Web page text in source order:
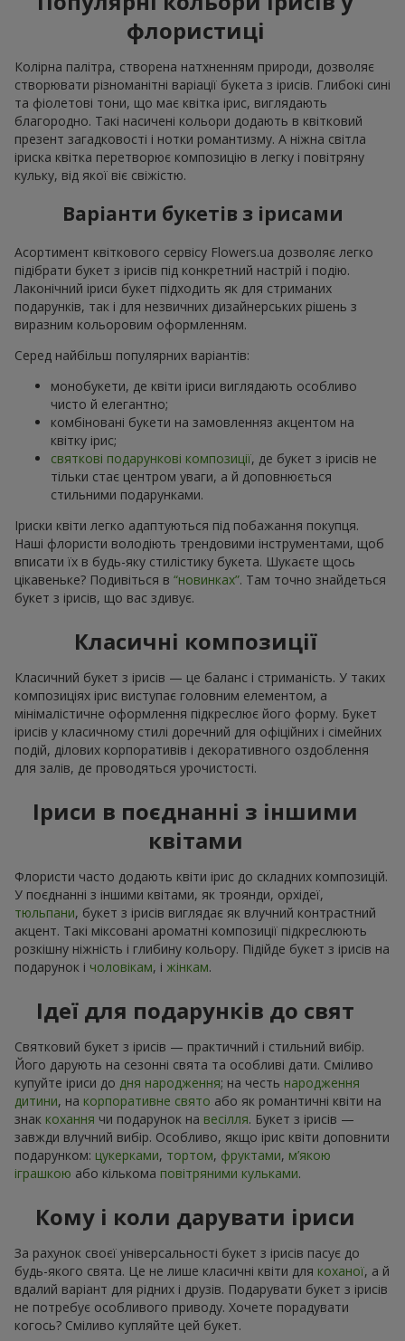
флористиці
Колірна палітра, створена натхненням природи, дозволяє
створювати різноманітні варіації букета з ірисів. Глибокі сині
та фіолетові тони, що має квітка ірис, виглядають
благородно. Такі насичені кольори додають в квітковий
презент загадковості і нотки романтизму. А ніжна світла
іриска квітка перетворює композицію в легку і повітряну
кульку, від якої віє свіжістю.
Варіанти букетів з ірисами
Асортимент квіткового сервісу Flowers.ua дозволяє легко
підібрати букет з ірисів під конкретний настрій і подію.
Лаконічний іриси букет підходить як для стриманих
подарунків, так і для незвичних дизайнерських рішень з
виразним кольоровим оформленням.
Серед найбільш популярних варіантів:
монобукети, де квіти іриси виглядають особливо
чисто й елегантно;
комбіновані букети на замовленняз акцентом на
квітку ірис;
святкові подарункові композиції, де букет з ірисів не
тільки стає центром уваги, а й доповнюється
стильними подарунками.
Іриски квіти легко адаптуються під побажання покупця.
Наші флористи володіють трендовими інструментами, щоб
вписати їх в будь-яку стилістику букета. Шукаєте щось
цікавеньке? Подивіться в “новинках”. Там точно знайдеться
букет з ірисів, що вас здивує.
Класичні композиції
Класичний букет з ірисів — це баланс і стриманість. У таких
композиціях ірис виступає головним елементом, а
мінімалістичне оформлення підкреслює його форму. Букет
ірисів у класичному стилі доречний для офіційних і сімейних
подій, ділових корпоративів і декоративного оздоблення
для залів, де проводяться урочистості.
Іриси в поєднанні з іншими
квітами
Флористи часто додають квіти ірис до складних композицій.
У поєднанні з іншими квітами, як троянди, орхідеї,
тюльпани, букет з ірисів виглядає як влучний контрастний
акцент. Такі міксовані ароматні композиції підкреслюють
розкішну ніжність і глибину кольору. Підійде букет з ірисів на
подарунок і чоловікам, і жінкам.
Ідеї для подарунків до свят
Святковий букет з ірисів — практичний і стильний вибір.
Його дарують на сезонні свята та особливі дати. Сміливо
купуйте іриси до дня народження; на честь народження
дитини, на корпоративне свято або як романтичні квіти на
знак кохання чи подарунок на весілля. Букет з ірисів —
завжди влучний вибір. Особливо, якщо ірис квіти доповнити
подарунком: цукерками, тортом, фруктами, м’якою
іграшкою або кількома повітряними кульками.
Кому і коли дарувати іриси
За рахунок своєї універсальності букет з ірисів пасує до
будь-якого свята. Це не лише класичні квіти для коханої, а й
вдалий варіант для рідних і друзів. Подарувати букет з ірисів
не потребує особливого приводу. Хочете порадувати
когось? Сміливо купляйте цей букет.